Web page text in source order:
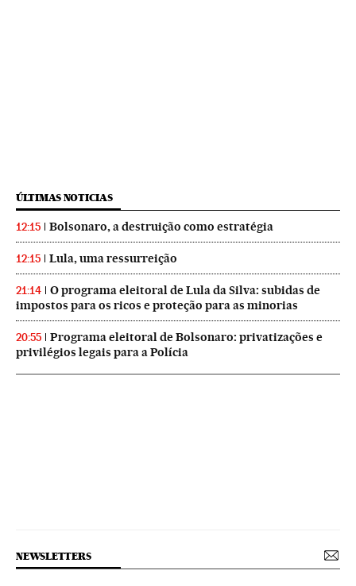
ÚLTIMAS NOTICIAS
12:15 Bolsonaro, a destruição como estratégia
12:15 Lula, uma ressurreição
21:14
O programa eleitoral de Lula da Silva: subidas de
impostos para os ricos e proteção para as minorias
20:55
Programa eleitoral de Bolsonaro: privatizações e
privilégios legais para a Polícia
NEWSLETTERS